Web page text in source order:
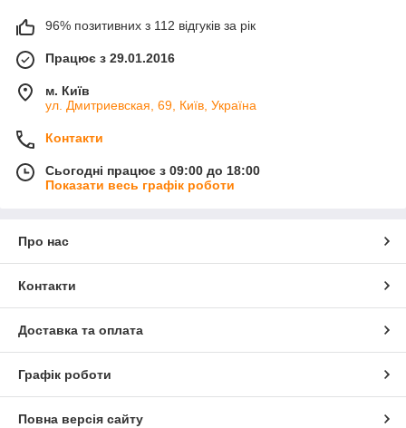
96% позитивних з 112 відгуків за рік
Працює з 29.01.2016
м. Київ
ул. Дмитриевская, 69, Київ, Україна
Контакти
Сьогодні працює з 09:00 до 18:00
Показати весь графік роботи
Про нас
Контакти
Доставка та оплата
Графік роботи
Повна версія сайту